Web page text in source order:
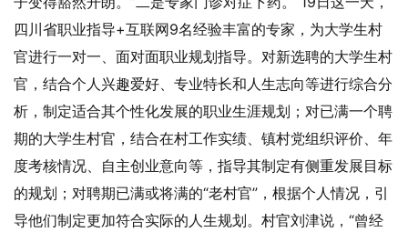
四川省职业指导+互联网9名经验丰富的专家，为大学生村
官进行一对一、面对面职业规划指导。对新选聘的大学生村
官，结合个人兴趣爱好、专业特长和人生志向等进行综合分
析，制定适合其个性化发展的职业生涯规划；对已满一个聘
期的大学生村官，结合在村工作实绩、镇村党组织评价、年
度考核情况、自主创业意向等，指导其制定有侧重发展目标
的规划；对聘期已满或将满的“老村官”，根据个人情况，引
导他们制定更加符合实际的人生规划。村官刘津说，“曾经